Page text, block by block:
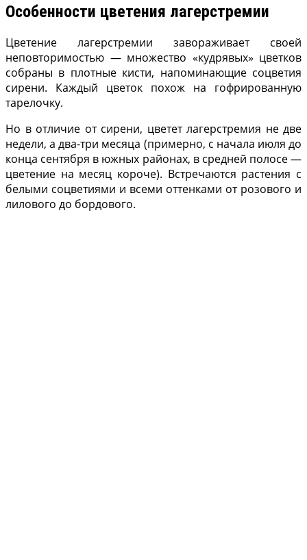
Особенности цветения лагерстремии
Цветение лагерстремии завораживает своей
неповторимостью — множество «кудрявых» цветков
собраны в плотные кисти, напоминающие соцветия
сирени. Каждый цветок похож на гофрированную
тарелочку.
Но в отличие от сирени, цветет лагерстремия не две
недели, а два-три месяца (примерно, с начала июля до
конца сентября в южных районах, в средней полосе —
цветение на месяц короче). Встречаются растения с
белыми соцветиями и всеми оттенками от розового и
лилового до бордового.